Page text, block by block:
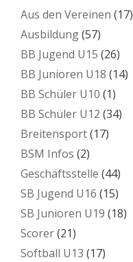
Aus den Vereinen (17)
Ausbildung(57)
BB Jugend U15 (26)
BB Junioren U18 (14)
BB Schüler U10 (1)
BB Schüler U12 (34)
Breitensport(17)
BSM Infos (2)
Geschäftsstelle (44)
SB Jugend U16 (15)
SB Junioren U19 (18)
Scorer(21)
Softball U13 (17)